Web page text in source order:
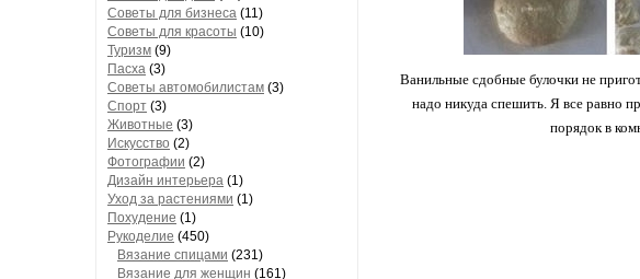
Советы для бизнеса (11)
Советы для красоты (10)
Туризм (9)
Пасха (3)
Советы автомобилистам (3)
Спорт (3)
Животные (3)
Искусство (2)
Фотографии (2)
Дизайн интерьера (1)
Уход за растениями (1)
Похудение (1)
Рукоделие (450)
Вязание спицами (231)
Вязание для женщин (161)
Ванильные сдобные булочки не
надо никуда спешить. Я все равно
порядок в